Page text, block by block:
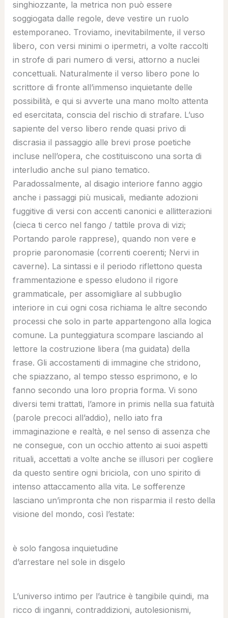
singhiozzante, la metrica non può essere
soggiogata dalle regole, deve vestire un ruolo
estemporaneo. Troviamo, inevitabilmente, il verso
libero, con versi minimi o ipermetri, a volte raccolti
in strofe di pari numero di versi, attorno a nuclei
concettuali. Naturalmente il verso libero pone lo
scrittore di fronte all’immenso inquietante delle
possibilità, e qui si avverte una mano molto attenta
ed esercitata, conscia del rischio di strafare. L’uso
sapiente del verso libero rende quasi privo di
discrasia il passaggio alle brevi prose poetiche
incluse nell’opera, che costituiscono una sorta di
interludio anche sul piano tematico.
Paradossalmente, al disagio interiore fanno aggio
anche i passaggi più musicali, mediante adozioni
fuggitive di versi con accenti canonici e allitterazioni
(cieca ti cerco nel fango / tattile prova di vizi;
Portando parole rapprese), quando non vere e
proprie paronomasie (correnti coerenti; Nervi in
caverne). La sintassi e il periodo riflettono questa
frammentazione e spesso eludono il rigore
grammaticale, per assomigliare al subbuglio
interiore in cui ogni cosa richiama le altre secondo
processi che solo in parte appartengono alla logica
comune. La punteggiatura scompare lasciando al
lettore la costruzione libera (ma guidata) della
frase. Gli accostamenti di immagine che stridono,
che spiazzano, al tempo stesso esprimono, e lo
fanno secondo una loro propria forma. Vi sono
diversi temi trattati, l’amore in primis nella sua fatuità
(parole precoci all’addio), nello iato fra
immaginazione e realtà, e nel senso di assenza che
ne consegue, con un occhio attento ai suoi aspetti
rituali, accettati a volte anche se illusori per cogliere
da questo sentire ogni briciola, con uno spirito di
intenso attaccamento alla vita. Le sofferenze
lasciano un’impronta che non risparmia il resto della
visione del mondo, così l’estate:
è solo fangosa inquietudine
d’arrestare nel sole in disgelo
L’universo intimo per l’autrice è tangibile quindi, ma
ricco di inganni, contraddizioni, autolesionismi,